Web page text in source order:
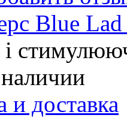
Blue
и доставка